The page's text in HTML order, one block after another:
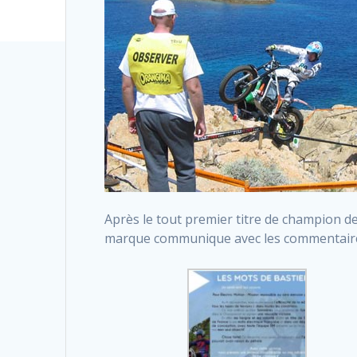
Après le tout premier titre de champion
marque communique avec les